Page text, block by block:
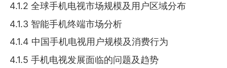
4.1.2 全球手机电视市场规模及用户区域分布
4.1.3 智能手机终端市场分析
4.1.4 中国手机电视用户规模及消费行为
4.1.5 手机电视发展面临的问题及趋势